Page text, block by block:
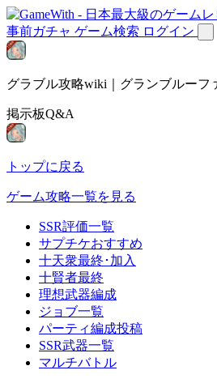
事前ガチャ ゲーム検索 ログイン
グラブル攻略wiki｜グランブルーフ
掲示板Q&A
トップに戻る
ゲーム攻略一覧を見る
SSR評価一覧
サプチケおすすめ
十天衆最終･加入
十賢者最終
理想武器編成
ジョブ一覧
パーティ編成投稿
SSR武器一覧
マルチバトル